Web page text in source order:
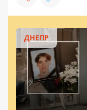
ДНЕПР